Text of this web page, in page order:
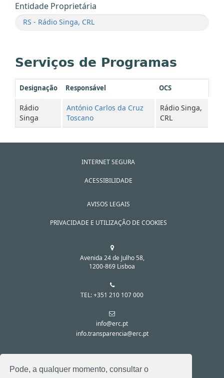
Pode, a qualquer momento, consultar o
Entidade Proprietária
RS - Rádio Singa, CRL
Serviços de Programas
Designação Responsável OCS
Rádio
Singa
António Carlos da Cruz
Toscano
Rádio Singa,
CRL
INTERNET SEGURA
ACESSIBILIDADE
AVISOS LEGAIS
PRIVACIDADE E UTILIZAÇÃO DE COOKIES
Avenida 24 de Julho 58,
1200-869 Lisboa
TEL: +351 210 107 000
info@erc.pt
info.transparencia@erc.pt